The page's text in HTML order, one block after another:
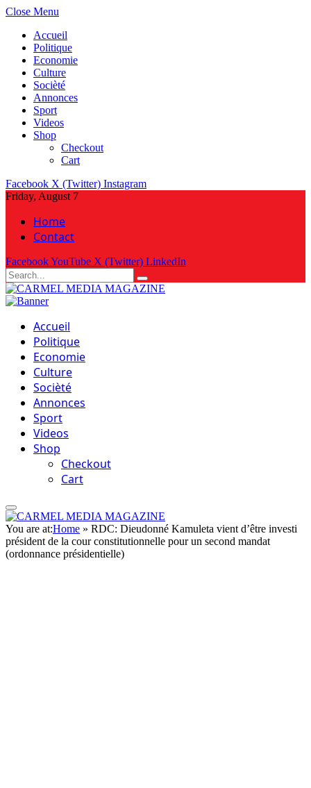
Close Menu
Accueil
Politique
Economie
Culture
Socièté
Annonces
Sport
Videos
Shop
Checkout
Cart
Facebook X (Twitter) Instagram
Friday, August 7
Home
Contact
FacebookYouTube X (Twitter) LinkedIn
Accueil
Politique
Economie
Culture
Socièté
Annonces
Sport
Videos
Shop
Checkout
Cart
You are at:Home » RDC: Dieudonné Kamuleta vient d’être investi
président de la cour constitutionnelle pour un second mandat
(ordonnance présidentielle)